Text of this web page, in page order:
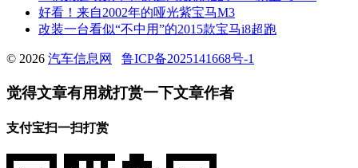
好看！来自2002年的哑光紫宝马M3
改装一台看似“不中用”的2015款宝马i8超跑
© 2026 汽车信息网 鲁ICP备2025141668号-1
觉得文章有用就打赏一下文章作者
支付宝扫一扫打赏